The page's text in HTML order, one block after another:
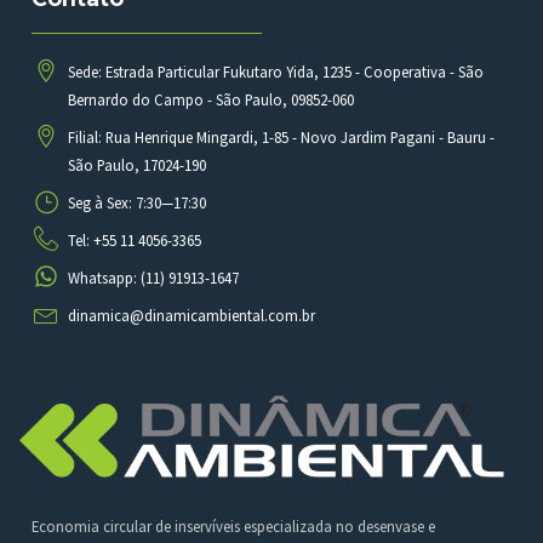
Economia circular de inservíveis especializada no desenvase e
Sede: Estrada Particular Fukutaro Yida, 1235 - Cooperativa - São
Bernardo do Campo - São Paulo, 09852-060
Filial: Rua Henrique Mingardi, 1-85 - Novo Jardim Pagani - Bauru -
São Paulo, 17024-190
Seg à Sex: 7:30—17:30
Tel: +55 11 4056-3365
Whatsapp: (11) 91913-1647
dinamica@dinamicambiental.com.br